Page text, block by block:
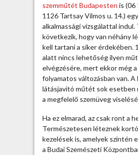
e
m
m
ű
t
é
m
e
n
e
szemműtét Budapesten is (06
1126 Tartsay Vilmos u. 14.)
alkalmassági vizsgálattal indul.
következik, hogy van néhány
kell tartani a siker érdekében.
alatt nincs lehetőség ilyen
elvégzésére, mert ekkor még a
folyamatos változásban van. A
látásjavító műtét sok esetben
a megfelelő szemüveg
Ha ez elmarad, az csak ront a
Természetesen léteznek
kezelések is, amelyek szintén
a Budai Szemészeti